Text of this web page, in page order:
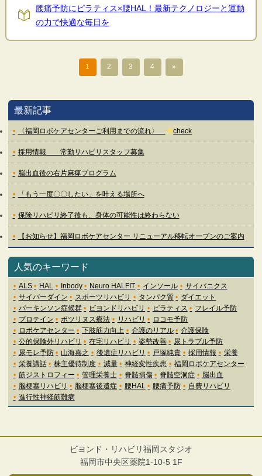
腰痛予防にピラティス×腰HAL！最新テクノロジーと運動
の力で快適な毎日を
1 2 3 4 »
最新記事
〈福岡ロボケアセンターご利用までの流れ〉 check
採用情報 常勤リハビリスタッフ募集
脳出血後の右片麻痺プログラム
「もう一度〇〇したい」を叶える場所へ
保険リハビリ終了後も、身体の可能性は終わらない
【お知らせ】福岡ロボケアセンター リニューアル移転オープンのご案内
人気のキーワード
ALS HAL Inbody Neuro HALFIT インソール
サイバニクス
サイバーダイン
スポーツリハビリ タンパク質
ダイエット
パーキンソン症候群
ビヨンドリハビリ ピラティス
フレイル予防
プロテイン
ボツリヌス療法 リハビリ
ロコモ予防
ロボケアセンター
下肢筋力向上 介護のリアル
介護保険
公的保険外リハビリ
在宅リハビリ 姿勢改善
尿トラブル予防
尿モレ予防
山海嘉之 後遺症リハビリ 戸塚純貴 採用情報
栄養
栄養講話
株主優待制度 減量 神経変性疾患
福岡ロボケアセンター
筋ジストロフィー
管理栄養士 脊髄損傷 脊髄空洞症
脳出血
脳梗塞リハビリ
脳梗塞後遺症 腰HAL 腰痛予防
自費リハビリ
進行性神経筋難病
ビヨンド・リハビリ福岡スタジオ
福岡市中央区薬院1-10-5 1F